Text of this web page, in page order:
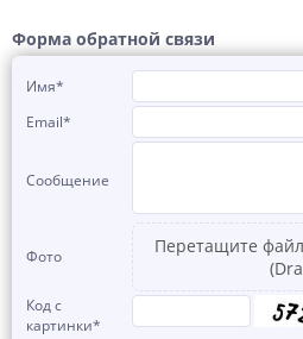
Форма обратной связи
Имя*
Email*
Сообщение
Фото
Перетащите
Код с
картинки*